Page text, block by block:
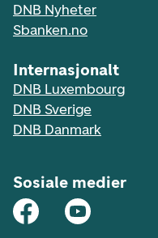
DNB Nyheter
Sbanken.no
Internasjonalt
DNB Luxembourg
DNB Sverige
DNB Danmark
Sosiale medier